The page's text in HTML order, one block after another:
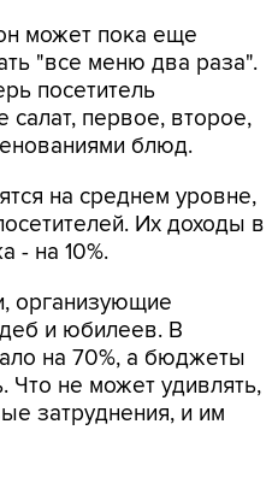
может пока еще
"все меню два раза".
посетитель
первое, второе,
блюд.
на среднем уровне,
Их доходы в
- на 10%.
организующие
и юбилеев. В
на 70%, а бюджеты
Что не может удивлять,
затруднения, и им